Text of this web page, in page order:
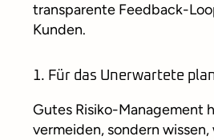
transparente Feedback-
Kunden.
1. Für das Unerwartete
Gutes Risiko-Management
vermeiden, sondern